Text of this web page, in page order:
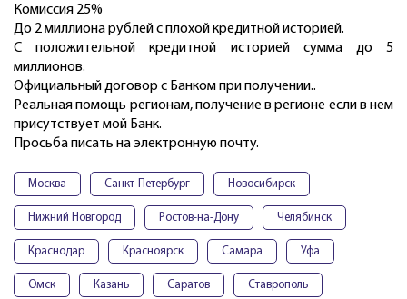
Комиссия 25%
До 2 миллиона рублей с плохой кредитной историей.
С положительной кредитной историей сумма до 5
миллионов.
Официальный договор с Банком при получении..
Реальная помощь регионам, получение в регионе если в нем
присутствует мой Банк.
Просьба писать на электронную почту.
Москва Санкт-Петербург Новосибирск
Нижний Новгород Ростов-на-Дону Челябинск
Краснодар Красноярск Самара Уфа
Омск Казань Саратов Ставрополь